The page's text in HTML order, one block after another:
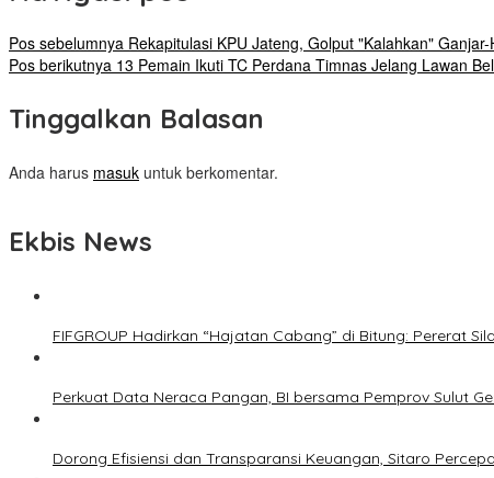
Pos sebelumnya Rekapitulasi KPU Jateng, Golput "Kalahkan" Ganjar-
Pos berikutnya 13 Pemain Ikuti TC Perdana Timnas Jelang Lawan
Tinggalkan Balasan
Anda harus masuk untuk berkomentar.
Ekbis News
FIFGROUP Hadirkan “Hajatan Cabang” di Bitung: Pererat
Perkuat Data Neraca Pangan, BI bersama Pemprov Sulut
Dorong Efisiensi dan Transparansi Keuangan, Sitaro